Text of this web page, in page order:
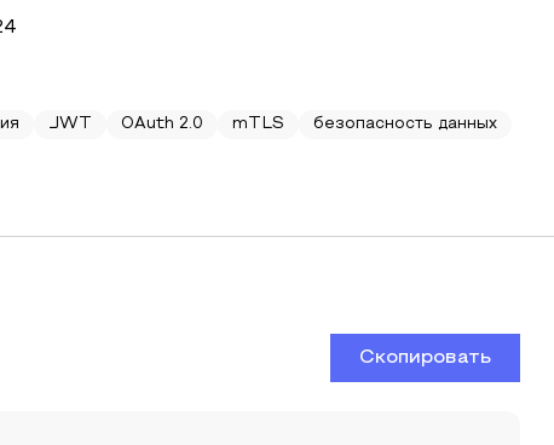
JWT OAuth 2.0 mTLS безопасность данных
Скопировать